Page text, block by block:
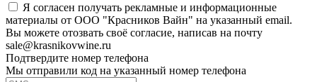
Я согласен получать рекламные и информационные
материалы от ООО "Красников Вайн" на указанный email.
Вы можете отозвать своё согласие, написав на почту
sale@krasnikovwine.ru
Подтвердите номер телефона
Мы отправили код на указанный номер телефона